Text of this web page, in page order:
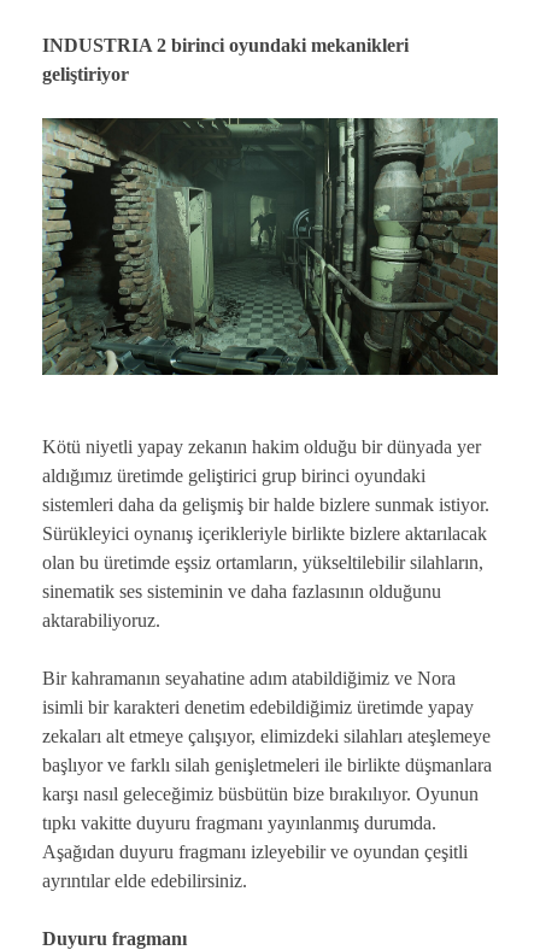
INDUSTRIA 2 birinci oyundaki mekanikleri
geliştiriyor
Kötü niyetli yapay zekanın hakim olduğu bir dünyada yer
aldığımız üretimde geliştirici grup birinci oyundaki
sistemleri daha da gelişmiş bir halde bizlere sunmak istiyor.
Sürükleyici oynanış içerikleriyle birlikte bizlere aktarılacak
olan bu üretimde eşsiz ortamların, yükseltilebilir silahların,
sinematik ses sisteminin ve daha fazlasının olduğunu
aktarabiliyoruz.
Bir kahramanın seyahatine adım atabildiğimiz ve Nora
isimli bir karakteri denetim edebildiğimiz üretimde yapay
zekaları alt etmeye çalışıyor, elimizdeki silahları ateşlemeye
başlıyor ve farklı silah genişletmeleri ile birlikte düşmanlara
karşı nasıl geleceğimiz büsbütün bize bırakılıyor. Oyunun
tıpkı vakitte duyuru fragmanı yayınlanmış durumda.
Aşağıdan duyuru fragmanı izleyebilir ve oyundan çeşitli
ayrıntılar elde edebilirsiniz.
Duyuru fragmanı